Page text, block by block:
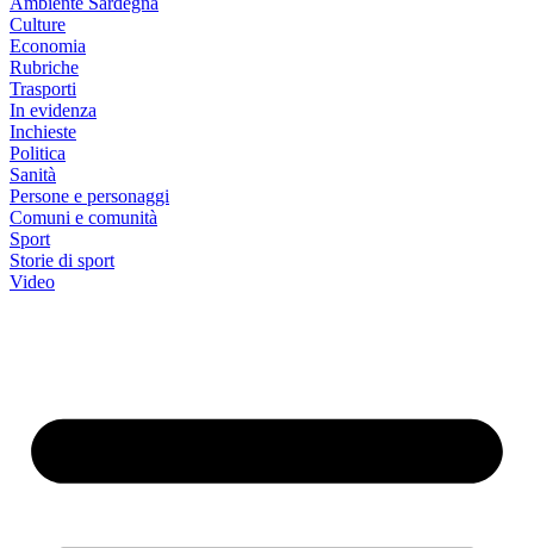
Culture
Economia
Rubriche
Trasporti
In evidenza
Inchieste
Politica
Sanità
Persone e personaggi
Comuni e comunità
Sport
Storie di sport
Video